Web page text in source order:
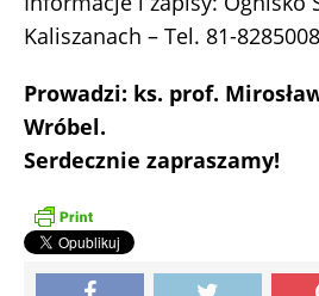
Kaliszanach – Tel. 81-8285008
Prowadzi: ks. prof.
Wróbel.
Serdecznie zapraszamy!